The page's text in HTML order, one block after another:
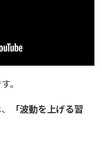
。
「波動を上げる習